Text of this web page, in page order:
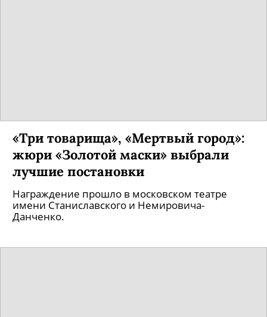
«Три товарища», «Мертвый город»:
жюри «Золотой маски» выбрали
лучшие постановки
Награждение прошло в московском театре
имени Станиславского и Немировича-
Данченко.